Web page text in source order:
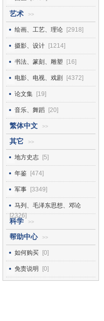
艺术 >>
绘画、工艺、理论 [2918]
摄影、设计 [1214]
书法、篆刻、雕塑 [16]
电影、电视、戏剧 [4372]
论文集 [19]
音乐、舞蹈 [20]
繁体中文 >>
其它 >>
地方史志 [5]
年鉴 [474]
军事 [3349]
马列、毛泽东思想、邓论
[2326]
科学 >>
帮助中心 >>
如何购买 [0]
免责说明 [0]